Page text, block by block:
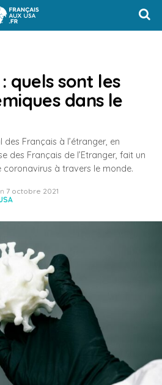
quels sont les
dans le
des Français à l’étranger, en
des Français de l’Etranger, fait un
à travers le monde.
7 octobre 2021